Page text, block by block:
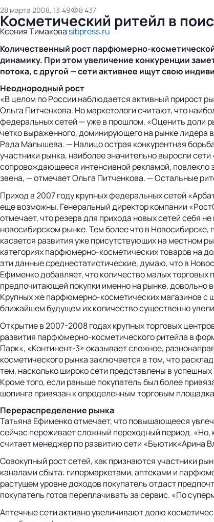
28 марта 2008, 13:49 8 437
Косметический ритейл в
Ксения Тимакова sibpress.ru
Количественный рост парфюмерно-
динамику. При этом увеличение конкуренции
потока, с другой — сети активнее ищут свою
Неоднородный рост
«В целом по России наблюдается активный прирост
Ольга Питченкова. Но маркетологи считают, что
федеральных сетей — уже в прошлом. «Оценить доли
четко выраженного, доминирующего на рынке лидера
Рада Малышева. — Налицо острая конкурентная
участники рынка, наиболее значительно выросли
сопровождающееся интенсивной рекламой, повлекло
звена, — отмечает Ольга Питченкова. — Остальные
Приход в 2007 году крупных федеральных сетей
еще возможны. Генеральный директор компании
отмечает, что резерв для прихода новых сетей себя
новосибирском рынке. Тем более что в
касается развития уже присутствующих на местном
категориях парфюмерно-косметических товаров на
эти данные среднестатистические, думаю, что в
Ефименко добавляет, что количество малых
предпочитающей покупки именно на рынке, довольно
Крупных же парфюмерно-косметических магазинов с
ближайшем будущем их количество существенно
Открытие в 2007-2008 годах крупных торговых
развития парфюмерно-косметического ритейла в
Парк«, «Континент-3» оказывает сложное,
косметического рынка заключается в том, что
тем, насколько широко сети представлены в
Кроме того, если раньше покупатель был более
шопинга привязан к определенным торговым
Перераспределение рынка
Татьяна Ефименко отмечает, что повышающееся
сейчас переживает сложный переходный период. «Но,
считает менеджер по развитию сети «Бьютик«Арина
Совокупный рост сетей, как признаются участники
каналами сбыта: гипермаркетами, аптеками и
растущем уровне доходов покупатель отдаст
покупатель готов переплачивать за сервис. «По
Аптечные сети активно увеличивают долю